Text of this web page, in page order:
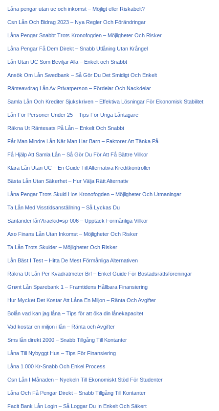
Låna pengar utan uc och inkomst – Möjligt eller Riskabelt?
Csn Lån Och Bidrag 2023 – Nya Regler Och Förändringar
Låna Pengar Snabbt Trots Kronofogden – Möjligheter Och Risker
Låna Pengar Få Dem Direkt – Snabb Utlåning Utan Krångel
Lån Utan UC Som Beviljar Alla – Enkelt och Snabbt
Ansök Om Lån Swedbank – Så Gör Du Det Smidigt Och Enkelt
Ränteavdrag Lån Av Privatperson – Fördelar Och Nackdelar
Samla Lån Och Krediter Sjukskriven – Effektiva Lösningar För Ekonomisk Stabilitet
Lån För Personer Under 25 – Tips För Unga Låntagare
Räkna Ut Räntesats På Lån – Enkelt Och Snabbt
Får Man Mindre Lån När Man Har Barn – Faktorer Att Tänka På
Få Hjälp Att Samla Lån – Så Gör Du För Att Få Bättre Villkor
Klara Lån Utan UC – En Guide Till Alternativa Kreditkontroller
Bästa Lån Utan Säkerhet – Hur Välja Rätt Alternativ
Låna Pengar Trots Skuld Hos Kronofogden – Möjligheter Och Utmaningar
Ta Lån Med Visstidsanställning – Så Lyckas Du
Santander lån?trackid=sp-006 – Upptäck Förmånliga Villkor
Axo Finans Lån Utan Inkomst – Möjligheter Och Risker
Ta Lån Trots Skulder – Möjligheter Och Risker
Lån Bäst I Test – Hitta De Mest Förmånliga Alternativen
Räkna Ut Lån Per Kvadratmeter Brf – Enkel Guide För Bostadsrättsföreningar
Grønt Lån Sparebank 1 – Framtidens Hållbara Finansiering
Hur Mycket Det Kostar Att Låna En Miljon – Ränta Och Avgifter
Bolån vad kan jag låna – Tips för att öka din lånekapacitet
Vad kostar en miljon i lån – Ränta och Avgifter
Sms lån direkt 2000 – Snabb Tillgång Till Kontanter
Låna Till Nybyggt Hus – Tips För Finansiering
Låna 1 000 Kr-Snabb Och Enkel Process
Csn Lån I Månaden – Nyckeln Till Ekonomiskt Stöd För Studenter
Låna Och Få Pengar Direkt – Snabb Tillgång Till Kontanter
Facit Bank Lån Login – Så Loggar Du In Enkelt Och Säkert